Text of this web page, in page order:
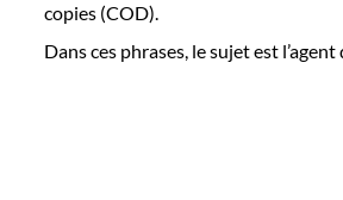
copies (COD).
Dans ces phrases, le sujet est